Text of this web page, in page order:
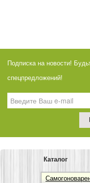
Подписка на новости!
спецпредложений!
Каталог